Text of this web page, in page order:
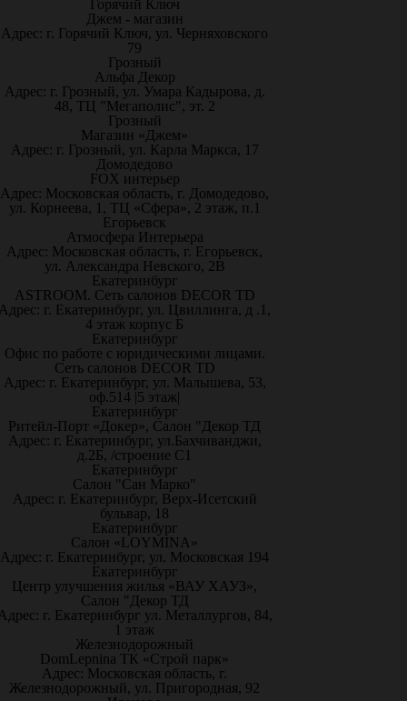
Горячий Ключ
Джем - магазин
Адрес: г. Горячий Ключ, ул. Черняховского
79
Грозный
Альфа Декор
Адрес: г. Грозный, ул. Умара Кадырова, д.
48, ТЦ "Мегаполис", эт. 2
Грозный
Магазин «Джем»
Адрес: г. Грозный, ул. Карла Маркса, 17
Домодедово
FOX интерьер
Адрес: Московская область, г. Домодедово,
ул. Корнеева, 1, ТЦ «Сфера», 2 этаж, п.1
Егорьевск
Атмосфера Интерьера
Адрес: Московская область, г. Егорьевск,
ул. Александра Невского, 2В
Екатеринбург
ASTROOM. Сеть салонов DECOR TD
г. Екатеринбург, ул. Цвиллинга, д .1,
4 этаж корпус Б
Екатеринбург
Офис по работе с юридическими лицами.
Сеть салонов DECOR TD
Адрес: г. Екатеринбург, ул. Малышева, 53,
оф.514 |5 этаж|
Екатеринбург
Ритейл-Порт «Докер», Салон "Декор ТД
Адрес: г. Екатеринбург, ул.Бахчиванджи,
д.2Б, /строение С1
Екатеринбург
Салон "Сан Марко"
Адрес: г. Екатеринбург, Верх-Исетский
бульвар, 18
Екатеринбург
Салон «LOYMINA»
Адрес: г. Екатеринбург, ул. Московская 194
Екатеринбург
Центр улучшения жилья «ВАУ ХАУЗ»,
Салон "Декор ТД
г. Екатеринбург ул. Металлургов, 84,
1 этаж
Железнодорожный
DomLepnina ТК «Строй парк»
Адрес: Московская область, г.
Железнодорожный, ул. Пригородная, 92